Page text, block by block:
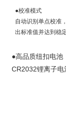
●校准模式
自动识别单点校准
出标准值并达到稳
●高品质纽扣电池
CR2032锂离子电